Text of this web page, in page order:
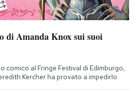
di Amanda Knox sui suoi
comico al Fringe Festival di Edimburgo,
Kercher ha provato a impedirlo